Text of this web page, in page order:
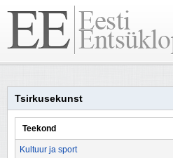
Tsirkusekunst
Teekond
Kultuur ja sport